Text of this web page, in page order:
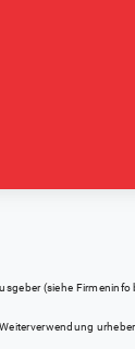
(siehe